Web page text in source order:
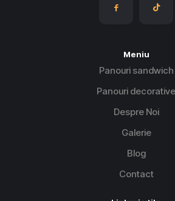
Meniu
Panouri sandwich
Panouri decorative
Despre Noi
Galerie
Blog
Contact